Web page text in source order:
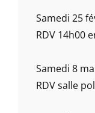
Samedi 25
RDV 14h00
Samedi 8
RDV salle